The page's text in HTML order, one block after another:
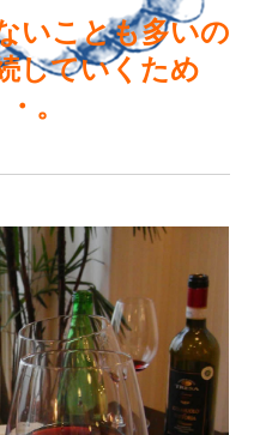
いことも多いの
していくため
。